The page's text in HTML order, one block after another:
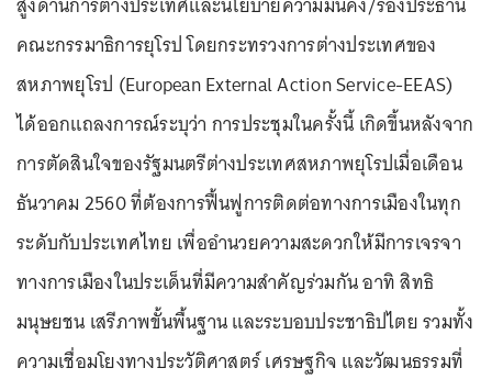
คณะกรรมาธิการยุโรป โดยกระทรวงการต่างประเทศของ
สหภาพยุโรป (European External Action Service-EEAS)
ได้ออกแถลงการณ์ระบุว่า การประชุมในครั้งนี้ เกิดขึ้นหลังจาก
การตัดสินใจของรัฐมนตรีต่างประเทศสหภาพยุโรปเมื่อเดือน
ธันวาคม 2560 ที่ต้องการฟื้นฟูการติดต่อทางการเมืองในทุก
ระดับกับประเทศไทย เพื่ออำนวยความสะดวกให้มีการเจรจา
ทางการเมืองในประเด็นที่มีความสำคัญร่วมกัน อาทิ สิทธิ
มนุษยชน เสรีภาพขั้นพื้นฐาน และระบอบประชาธิปไตย รวมทั้ง
ความเชื่อมโยงทางประวัติศาสตร์ เศรษฐกิจ และวัฒนธรรมที่